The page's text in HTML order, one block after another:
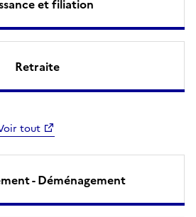
et filiation
Retraite
tout
- Déménagement